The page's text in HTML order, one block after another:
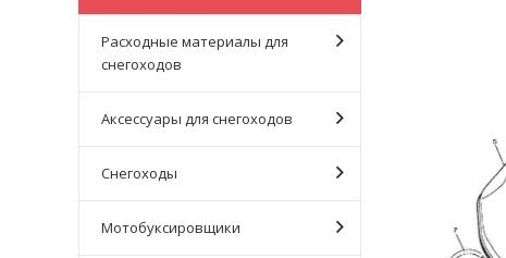
Расходные материалы для
снегоходов
Аксессуары для снегоходов
Снегоходы
Мотобуксировщики